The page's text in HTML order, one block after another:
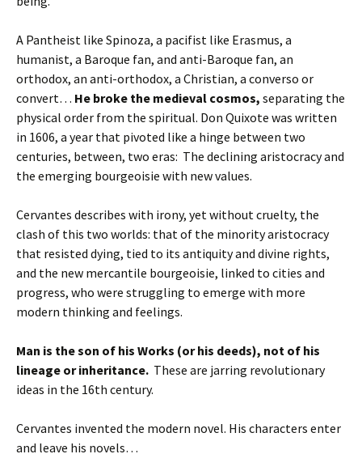
A Pantheist like Spinoza, a pacifist like Erasmus, a
humanist, a Baroque fan, and anti-Baroque fan, an
orthodox, an anti-orthodox, a Christian, a converso or
convert… He broke the medieval cosmos, separating the
physical order from the spiritual. Don Quixote was written
in 1606, a year that pivoted like a hinge between two
centuries, between, two eras: The declining aristocracy and
the emerging bourgeoisie with new values.
Cervantes describes with irony, yet without cruelty, the
clash of this two worlds: that of the minority aristocracy
that resisted dying, tied to its antiquity and divine rights,
and the new mercantile bourgeoisie, linked to cities and
progress, who were struggling to emerge with more
modern thinking and feelings.
Man is the son of his Works (or his deeds), not of his
lineage or inheritance. These are jarring revolutionary
ideas in the 16th century.
Cervantes invented the modern novel. His characters enter
and leave his novels…